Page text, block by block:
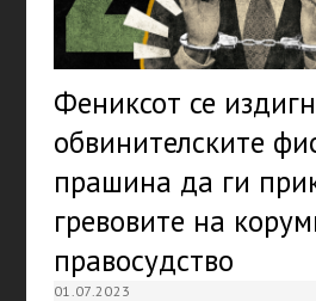
Фениксот се
обвинителските
прашина да ги
гревовите на
правосудство
01.07.2023